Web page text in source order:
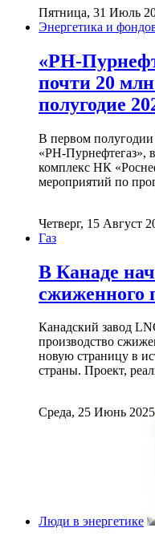
Пятница, 31 Июль
Энергетика и
«РН-
почти 20
полугодие
В первом
«РН-Пурнефтегаз»,
комплекс НК
мероприятий по
Четверг, 15 Август
Газ
В Канаде
сжиженного
Канадский завод
производство
новую страницу в
страны. Проект,
Среда, 25 Июнь
Люди в энергетике